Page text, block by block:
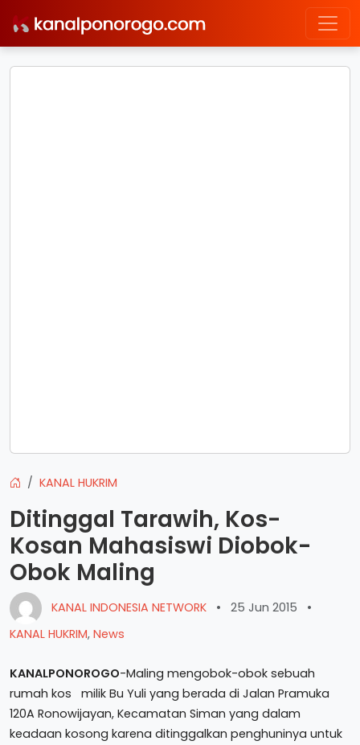
KANAL HUKRIM
Ditinggal Tarawih, Kos-
Kosan Mahasiswi Diobok-
Obok Maling
KANAL INDONESIA NETWORK • 25 Jun 2015
•
KANAL HUKRIM, News
KANALPONOROGO-Maling mengobok-obok sebuah
rumah kos milik Bu Yuli yang berada di Jalan Pramuka
120A Ronowijayan, Kecamatan Siman yang dalam
keadaan kosong karena ditinggalkan penghuninya untuk